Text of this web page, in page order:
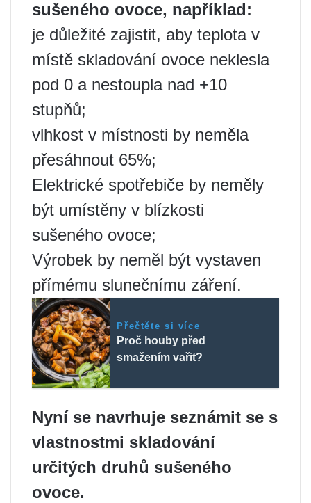
sušeného ovoce, například:
je důležité zajistit, aby teplota v
místě skladování ovoce neklesla
pod 0 a nestoupla nad +10
stupňů;
vlhkost v místnosti by neměla
přesáhnout 65%;
Elektrické spotřebiče by neměly
být umístěny v blízkosti
sušeného ovoce;
Výrobek by neměl být vystaven
přímému slunečnímu záření.
Přečtěte si více
Proč houby před
smažením vařit?
Nyní se navrhuje seznámit se s
vlastnostmi skladování
určitých druhů sušeného
ovoce.